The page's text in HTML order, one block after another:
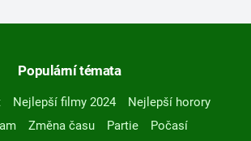
Populární témata
Nejlepší filmy 2024
Nejlepší horory
Změna času Partie
Počasí